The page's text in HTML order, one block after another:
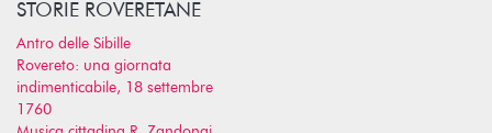
STORIE ROVERETANE
Antro delle Sibille
Rovereto: una giornata
indimenticabile, 18 settembre
1760